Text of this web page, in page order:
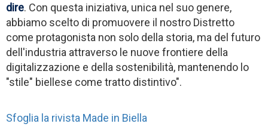
dire. Con questa iniziativa, unica nel suo genere,
abbiamo scelto di promuovere il nostro Distretto
come protagonista non solo della storia, ma del futuro
dell'industria attraverso le nuove frontiere della
digitalizzazione e della sostenibilità, mantenendo lo
"stile" biellese come tratto distintivo".
Sfoglia la rivista Made in Biella